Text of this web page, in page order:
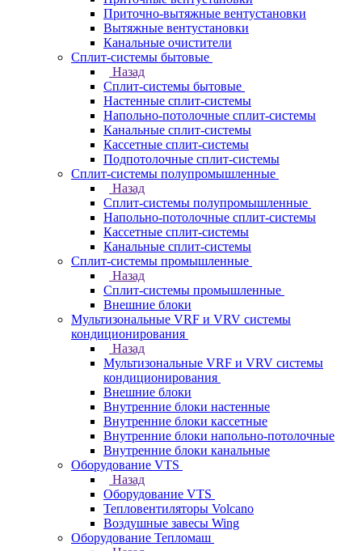
Приточно-вытяжные вентустановки
Вытяжные вентустановки
Канальные очистители
Сплит-системы бытовые
Назад
Сплит-системы бытовые
Настенные сплит-системы
Напольно-потолочные сплит-системы
Канальные сплит-системы
Кассетные сплит-системы
Подпотолочные сплит-системы
Сплит-системы полупромышленные
Назад
Сплит-системы полупромышленные
Напольно-потолочные сплит-системы
Кассетные сплит-системы
Канальные сплит-системы
Сплит-системы промышленные
Назад
Сплит-системы промышленные
Внешние блоки
Мультизональные VRF и VRV системы
кондиционирования
Назад
Мультизональные VRF и VRV системы
кондиционирования
Внешние блоки
Внутренние блоки настенные
Внутренние блоки кассетные
Внутренние блоки напольно-потолочные
Внутренние блоки канальные
Оборудование VTS
Назад
Оборудование VTS
Тепловентиляторы Volcano
Воздушные завесы Wing
Оборудование Тепломаш